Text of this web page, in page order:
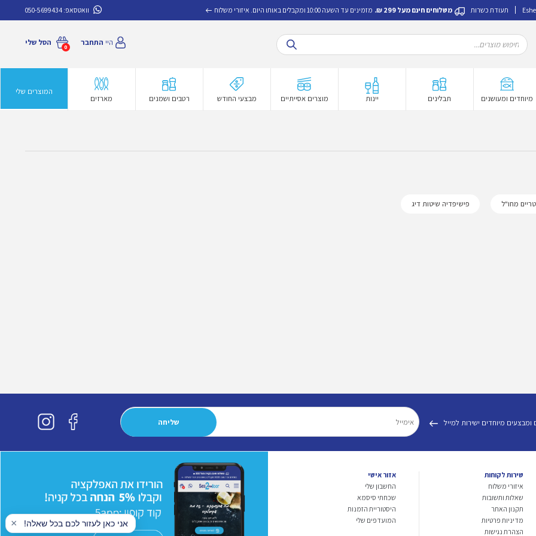
תעודת כשרות משלוחים חינם מעל 299 ₪. מזמינים עד השעה 10:00 ומקבלים באותו היום. איזורי משלוח וואטסאפ: 050-5699434
הסל שלי 0 היי התחבר
Products
search
מיוחדים ומעושנים תבלינים יינות מוצרים אסייתיים מבצעי החודש רטבים ושמנים מארזים
המוצרים שלי
מחו"ל פישיפדיה שיטות דיג
ומבצעים מיוחדים ישירות למייל
שירות לקוחות
איזורי משלוח
שאלות ותשובות
תקנון האתר
מדיניות פרטיות
הצהרת נגישות
אזור אישי
החשבון שלי
שכחתי סיסמא
היסטוריית הזמנות
המועדפים שלי